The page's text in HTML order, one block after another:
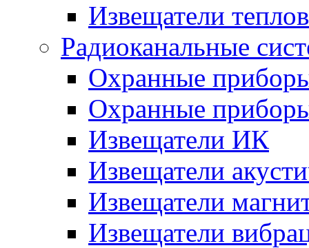
Извещатели
Радиоканальные
Охранные
Охранные
Извещатели ИК
Извещатели
Извещатели
Извещатели